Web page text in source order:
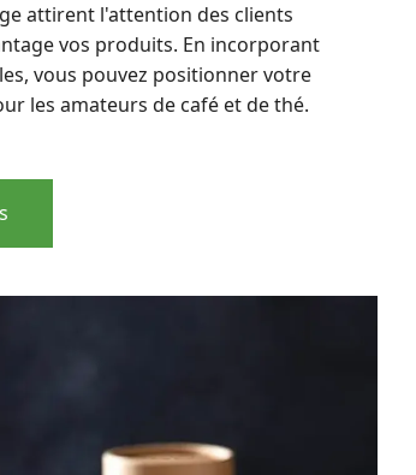
attirent l'attention des clients
vos produits. En incorporant
vous pouvez positionner votre
les amateurs de café et de thé.